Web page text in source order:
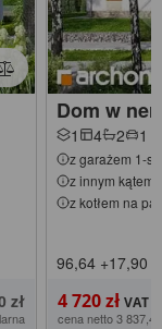
zł
Dom w
1 4 2 1
z garażem 1-
z innym kątem
z kotłem na
96,64 +17,90
4 720 zł
cena netto 3